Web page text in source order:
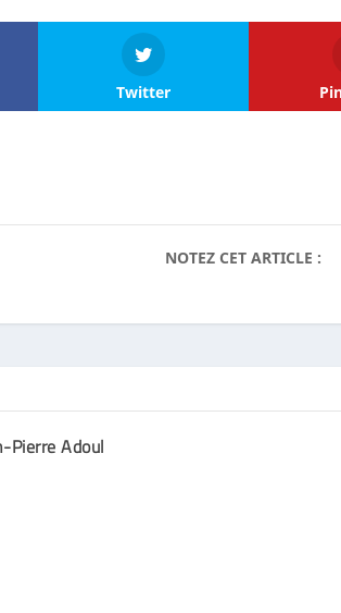
Twitter
NOTEZ CET ARTICLE :
Pierre Adoul